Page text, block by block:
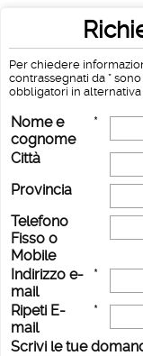
Per chiedere
contrassegnati da *
obbligatori in
Nome e
cognome
*
Città
Provincia
Telefono
Fisso o
Mobile
Indirizzo e-
mail
*
Ripeti E-
mail
*
Scrivi le tue